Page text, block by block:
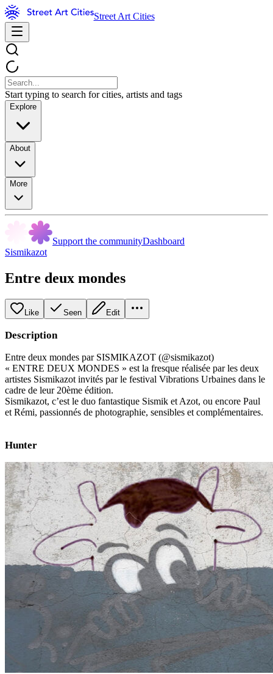
Street Art Cities
Start typing to search for cities, artists and tags
Explore
About
More
Support the communityDashboard
Sismikazot
Entre deux mondes
Like Seen Edit
Description
Entre deux mondes par SISMIKAZOT (@sismikazot)
« ENTRE DEUX MONDES » est la fresque réalisée par les deux
artistes Sismikazot invités par le festival Vibrations Urbaines dans le
cadre de leur 20ème édition.
Sismikazot, c’est le duo fantastique Sismik et Azot, ou encore Paul
et Rémi, passionnés de photographie, sensibles et complémentaires.
Hunter